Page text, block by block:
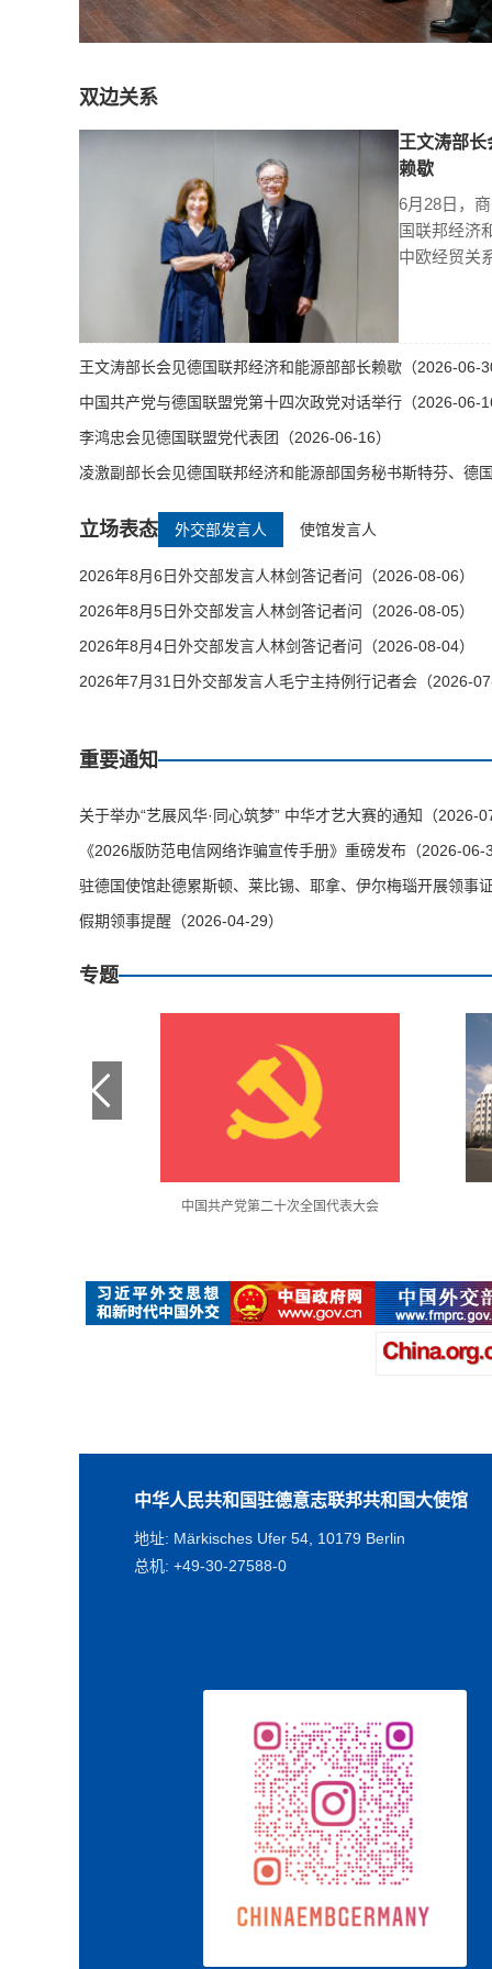
双边关系
王文涛部
赖歇
6月28日，
国联邦经济
中欧经贸关
王文涛部长会见德国联邦经济和能源部部长赖歇（2026-06-
中国共产党与德国联盟党第十四次政党对话举行（2026-06-
李鸿忠会见德国联盟党代表团（2026-06-16）
凌激副部长会见德国联邦经济和能源部国务秘书斯特芬、德
立场表态 外交部发言人 使馆发言人
2026年8月6日外交部发言人林剑答记者问（2026-08-06）
2026年8月5日外交部发言人林剑答记者问（2026-08-05）
2026年8月4日外交部发言人林剑答记者问（2026-08-04）
2026年7月31日外交部发言人毛宁主持例行记者会（2026-
重要通知
关于举办“艺展风华·同心筑梦” 中华才艺大赛的通知（2026-
《2026版防范电信网络诈骗宣传手册》重磅发布（2026-06-
驻德国使馆赴德累斯顿、莱比锡、耶拿、伊尔梅瑙开展领事
假期领事提醒（2026-04-29）
专题
中国共产党第二十次全国代表大会
中华人民共和国驻德意志联邦共和国大使馆
地址: Märkisches Ufer 54, 10179 Berlin
总机: +49-30-27588-0